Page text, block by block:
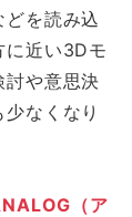
を読み込
に近い3Dモ
討や意思決
なくなり
（ア